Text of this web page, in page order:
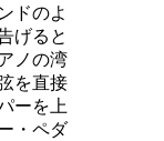
ドのよ
げると
ノの湾
を直接
ーを上
・ペダ